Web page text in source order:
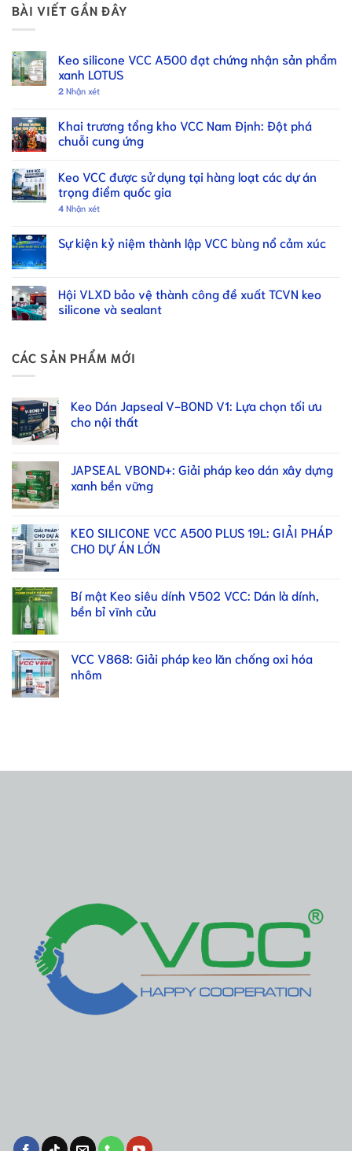
BÀI VIẾT GẦN ĐÂY
Keo silicone VCC A500 đạt chứng nhận sản phẩm
xanh LOTUS
2 Nhận xét
Khai trương tổng kho VCC Nam Định: Đột phá
chuỗi cung ứng
Keo VCC được sử dụng tại hàng loạt các dự án
trọng điểm quốc gia
4 Nhận xét
Sự kiện kỷ niệm thành lập VCC bùng nổ cảm xúc
Hội VLXD bảo vệ thành công đề xuất TCVN keo
silicone và sealant
CÁC SẢN PHẨM MỚI
Keo Dán Japseal V-BOND V1: Lựa chọn tối ưu
cho nội thất
JAPSEAL VBOND+: Giải pháp keo dán xây dựng
xanh bền vững
KEO SILICONE VCC A500 PLUS 19L: GIẢI PHÁP
CHO DỰ ÁN LỚN
Bí mật Keo siêu dính V502 VCC: Dán là dính,
bền bỉ vĩnh cửu
VCC V868: Giải pháp keo lăn chống oxi hóa
nhôm